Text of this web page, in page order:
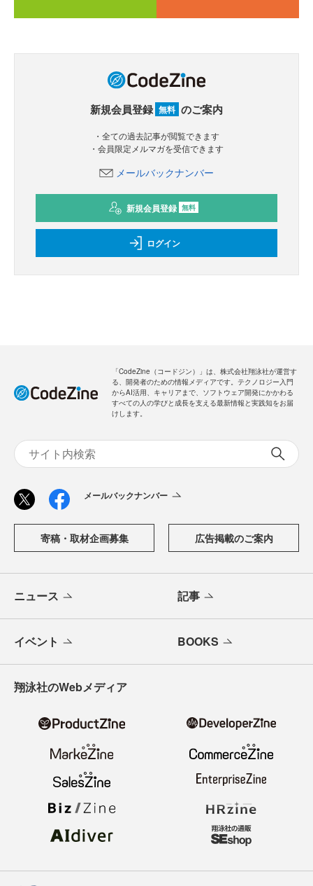
新規会員登録 無料 のご案内
・全ての過去記事が閲覧できます
・会員限定メルマガを受信できます
メールバックナンバー
新規会員登録 無料
ログイン
「CodeZine（コードジン）」は、株式会社翔泳社が運営す
る、開発者のための情報メディアです。テクノロジー入門
からAI活用、キャリアまで、ソフトウェア開発にかかわる
すべての人の学びと成長を支える最新情報と実践知をお届
けします。
メールバックナンバー
寄稿・取材企画募集 広告掲載のご案内
ニュース 記事
イベント BOOKS
翔泳社のWebメディア